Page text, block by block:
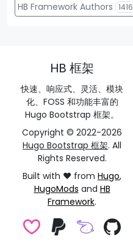
HB Framework Authors 1416
HB 框架
快速、响应式、灵活、模块
化、FOSS 和功能丰富的
Hugo Bootstrap 框架。
Copyright © 2022-2026
Hugo Bootstrap 框架. All
Rights Reserved.
Built with ❤️ from Hugo,
HugoMods and HB
Framework.